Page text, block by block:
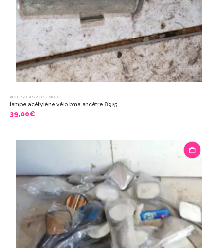
ACCESSOIRES MOB / MOTO
lampe acétylène vélo bma ancètre 8925
39,00€